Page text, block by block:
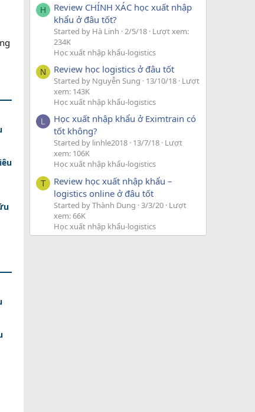
H
Review CHÍNH XÁC học xuất nhập
khẩu ở đâu tốt?
Started by Hà Linh 2/5/18 Lượt xem:
234K
Học xuất nhập khẩu-logistics
N Review học logistics ở đâu tốt
Started by Nguyễn Sung 13/10/18 Lượt
xem: 143K
Học xuất nhập khẩu-logistics
L
Học xuất nhập khẩu ở Eximtrain có
tốt không?
Started by linhle2018 13/7/18 Lượt
xem: 106K
Học xuất nhập khẩu-logistics
T
Review học xuất nhập khẩu –
logistics online ở đâu tốt
Started by Thành Dung 3/3/20 Lượt
xem: 66K
Học xuất nhập khẩu-logistics